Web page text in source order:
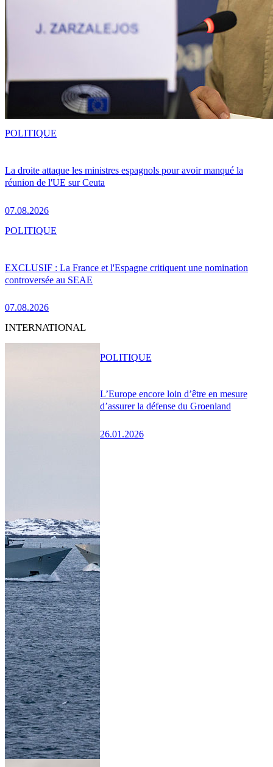
La droite attaque les ministres espagnols pour avoir manqué la
réunion de l'UE sur Ceuta
07.08.2026
POLITIQUE
EXCLUSIF : La France et l'Espagne critiquent une nomination
controversée au SEAE
07.08.2026
POLITIQUE
INTERNATIONAL
L’Europe encore loin d’être en mesure
d’assurer la défense du Groenland
26.01.2026
POLITIQUE